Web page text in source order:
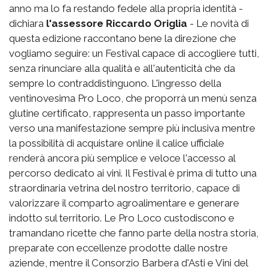
anno ma lo fa restando fedele alla propria identità -
dichiara l'assessore Riccardo Origlia - Le novità di
questa edizione raccontano bene la direzione che
vogliamo seguire: un Festival capace di accogliere tutti,
senza rinunciare alla qualità e all'autenticità che da
sempre lo contraddistinguono. L'ingresso della
ventinovesima Pro Loco, che proporrà un menù senza
glutine certificato, rappresenta un passo importante
verso una manifestazione sempre più inclusiva mentre
la possibilità di acquistare online il calice ufficiale
renderà ancora più semplice e veloce l'accesso al
percorso dedicato ai vini. Il Festival è prima di tutto una
straordinaria vetrina del nostro territorio, capace di
valorizzare il comparto agroalimentare e generare
indotto sul territorio. Le Pro Loco custodiscono e
tramandano ricette che fanno parte della nostra storia,
preparate con eccellenze prodotte dalle nostre
aziende, mentre il Consorzio Barbera d'Asti e Vini del